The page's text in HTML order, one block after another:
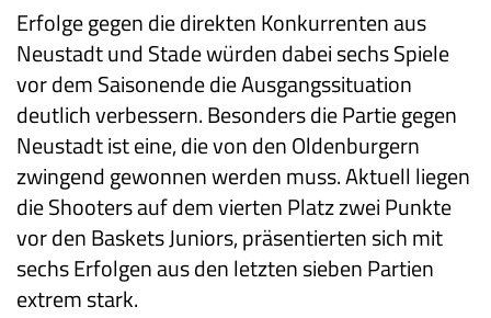
Erfolge gegen die direkten Konkurrenten aus
Neustadt und Stade würden dabei sechs Spiele
vor dem Saisonende die Ausgangssituation
deutlich verbessern. Besonders die Partie gegen
Neustadt ist eine, die von den Oldenburgern
zwingend gewonnen werden muss. Aktuell liegen
die Shooters auf dem vierten Platz zwei Punkte
vor den Baskets Juniors, präsentierten sich mit
sechs Erfolgen aus den letzten sieben Partien
extrem stark.